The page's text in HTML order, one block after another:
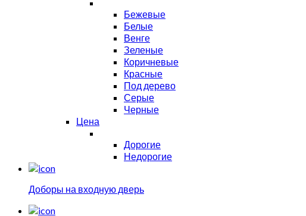
Бежевые
Белые
Венге
Зеленые
Коричневые
Красные
Под дерево
Серые
Черные
Цена
Дорогие
Недорогие
Доборы на входную дверь